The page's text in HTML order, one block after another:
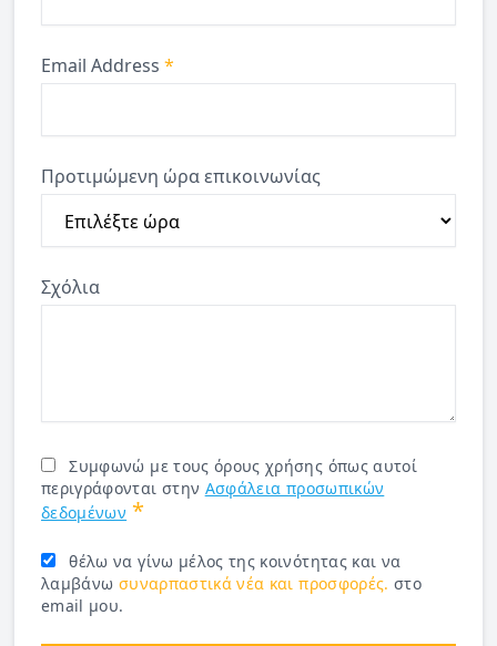
Email Address *
Προτιμώμενη ώρα επικοινωνίας
Σχόλια
Συμφωνώ με τους όρους χρήσης όπως αυτοί
περιγράφονται στην Ασφάλεια προσωπικών
δεδομένων *
θέλω να γίνω μέλος της κοινότητας και να
λαμβάνω συναρπαστικά νέα και προσφορές. στο
email μου.